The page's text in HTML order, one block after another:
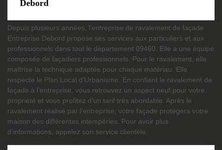
Debord
Depuis plusieurs années, l’entreprise de ravalement de façade
Entreprise Debord propose ses services aux particuliers et aux
professionnels dans tout le département 09460. Elle a une équipe
composée de façadiers professionnels. Pour le ravalement, elle
maîtrise la technique adaptée pour chaque matériau. Elle
respecte le Plan Local d’Urbanisme. En confiant le ravalement de
façade à l’entreprise, vous retrouvez un aspect neuf pour votre
propriété et vous profitez d’un tarif très abordable. Après le
ravalement réalisé par l’entreprise, votre façade protégera votre
maison des différentes intempéries. Pour avoir plus
d’informations, appelez son service clientèle.